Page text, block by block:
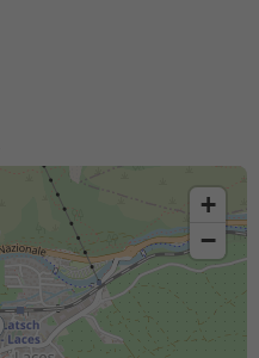
+
−